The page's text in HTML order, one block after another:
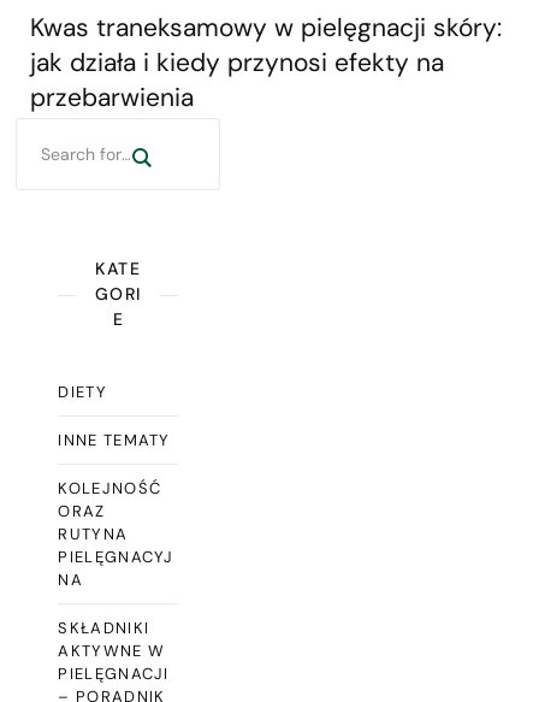
Kwas traneksamowy w pielęgnacji skóry:
jak działa i kiedy przynosi efekty na
przebarwienia
KATE
GORI
E
DIETY
INNE TEMATY
KOLEJNOŚĆ
ORAZ
RUTYNA
PIELĘGNACYJ
NA
SKŁADNIKI
AKTYWNE W
PIELĘGNACJI
– PORADNIK